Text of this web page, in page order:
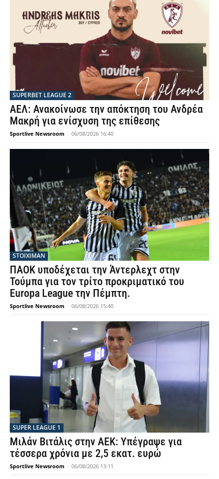
SUPERBET LEAGUE 2
ΑΕΛ: Ανακοίνωσε την απόκτηση του Ανδρέα
Μακρή για ενίσχυση της επίθεσης
Sportlive Newsroom - 06/08/2026 16:40
STOIXIMAN
ΠΑΟΚ υποδέχεται την Άντερλεχτ στην
Τούμπα για τον τρίτο προκριματικό του
Europa League την Πέμπτη.
Sportlive Newsroom - 06/08/2026 15:40
SUPER LEAGUE 1
Μιλάν Βιτάλις στην ΑΕΚ: Υπέγραψε για
τέσσερα χρόνια με 2,5 εκατ. ευρώ
Sportlive Newsroom - 06/08/2026 13:11